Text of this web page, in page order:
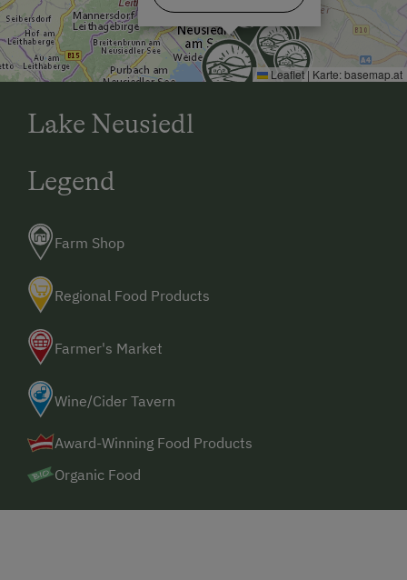
Leaflet | Karte:basemap.at
Lake Neusiedl
Legend
Farm Shop
Regional Food Products
Farmer's Market
Wine/Cider Tavern
Award-Winning Food Products
Organic Food